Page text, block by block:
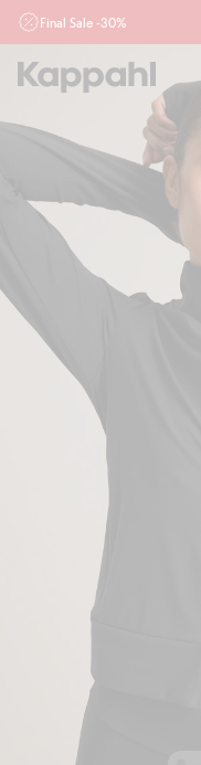
Final Sale -30%
Ważne przy zakupie min. 2
działu outlet do 10.8 w
nie łączymy
Kobieta Mężczyzna